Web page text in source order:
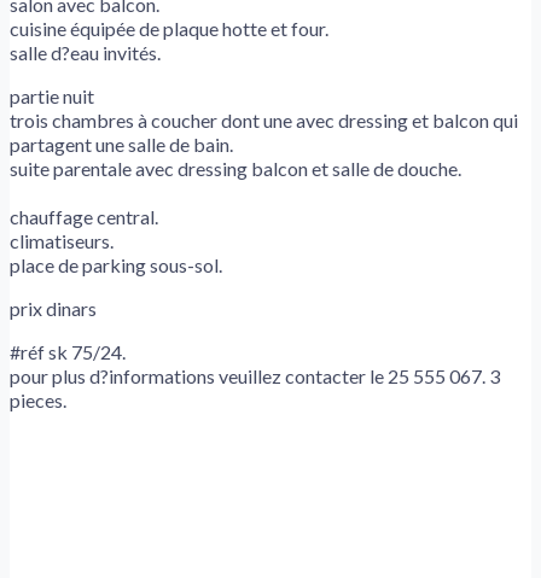
salon avec balcon.
cuisine équipée de plaque hotte et four.
salle d?eau invités.
partie nuit
trois chambres à coucher dont une avec dressing et balcon qui
partagent une salle de bain.
suite parentale avec dressing balcon et salle de douche.
chauffage central.
climatiseurs.
place de parking sous-sol.
prix dinars
#réf sk 75/24.
pour plus d?informations veuillez contacter le 25 555 067. 3
pieces.